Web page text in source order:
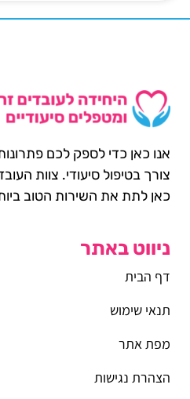
אנו כאן כדי לספק לכם
צורך בטיפול סיעודי. צוות
כאן לתת את השירות הטוב
ניווט באתר
דף הבית
תנאי שימוש
מפת אתר
הצהרת נגישות